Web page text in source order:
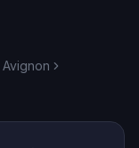
Avignon